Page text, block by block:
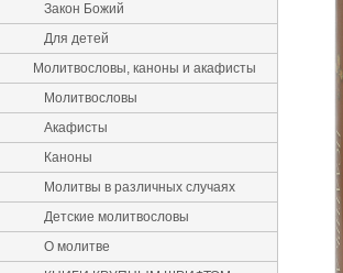
Закон Божий
Для детей
Молитвословы, каноны и акафисты
Молитвословы
Акафисты
Каноны
Молитвы в различных случаях
Детские молитвословы
О молитве